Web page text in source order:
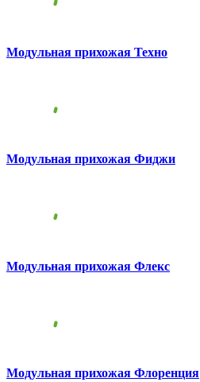
Модульная прихожая Техно
Модульная прихожая Фиджи
Модульная прихожая Флекс
Модульная прихожая Флоренция